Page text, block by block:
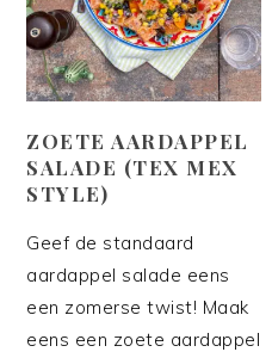
ZOETE AARDAPPEL
SALADE (TEX MEX
STYLE)
Geef de standaard
aardappel salade eens
een zomerse twist! Maak
eens een zoete aardappel